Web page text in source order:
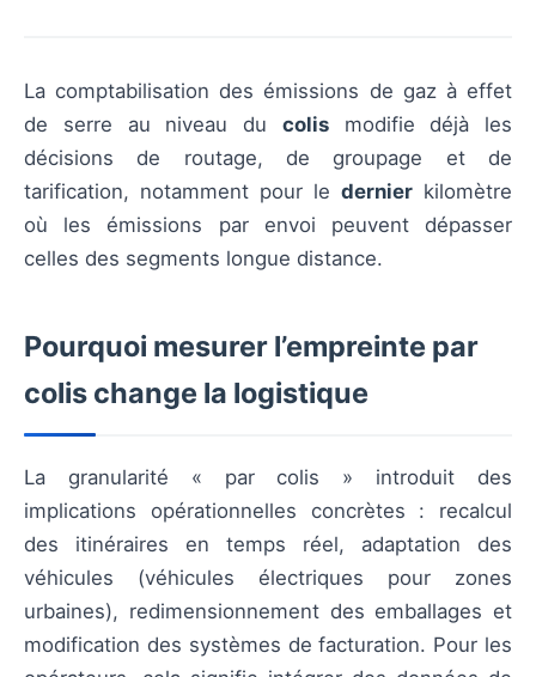
La comptabilisation des émissions de gaz à effet
de serre au niveau du colismodifie déjà les
décisions de routage, de groupage et de
tarification, notamment pour le dernier kilomètre
où les émissions par envoi peuvent dépasser
celles des segments longue distance.
Pourquoi mesurer l’empreinte par
colis change la logistique
La granularité « par colis » introduit des
implications opérationnelles concrètes : recalcul
des itinéraires en temps réel, adaptation des
véhicules (véhicules électriques pour zones
urbaines), redimensionnement des emballages et
modification des systèmes de facturation. Pour les